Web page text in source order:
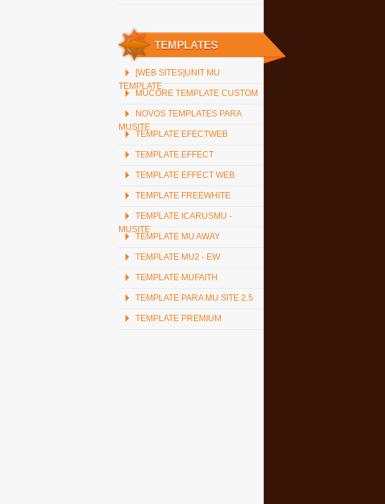
TEMPLATES
[WEB SITES]UNIT MU
TEMPLATE
MUCORE TEMPLATE CUSTOM
NOVOS TEMPLATES PARA
MUSITE
TEMPLATE EFECTWEB
TEMPLATE EFFECT
TEMPLATE EFFECT WEB
TEMPLATE FREEWHITE
TEMPLATE ICARUSMU -
MUSITE
TEMPLATE MU AWAY
TEMPLATE MU2 - EW
TEMPLATE MUFAITH
TEMPLATE PARA MU SITE 2.5
TEMPLATE PREMIUM